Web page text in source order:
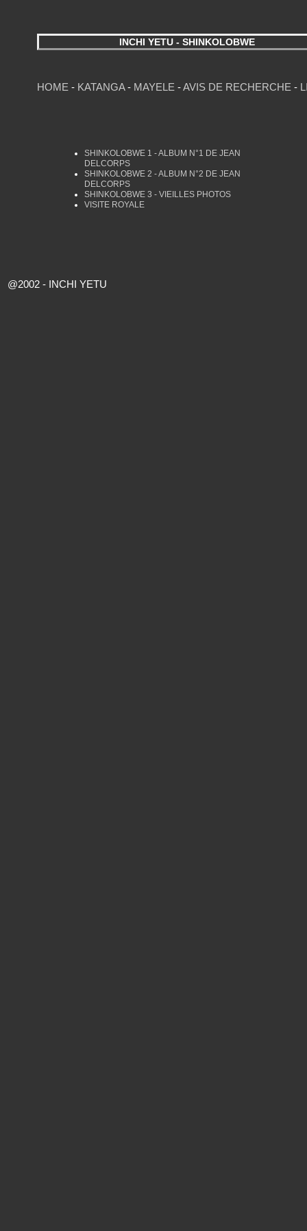
INCHI YETU - SHINKOLOBWE
HOME - KATANGA- MAYELE -AVIS DE RECHERCHE -
SHINKOLOBWE 1 - ALBUM N°1 DE JEAN
DELCORPS
SHINKOLOBWE 2 - ALBUM N°2 DE JEAN
DELCORPS
SHINKOLOBWE 3 - VIEILLES PHOTOS
VISITE ROYALE
@2002 - INCHI YETU